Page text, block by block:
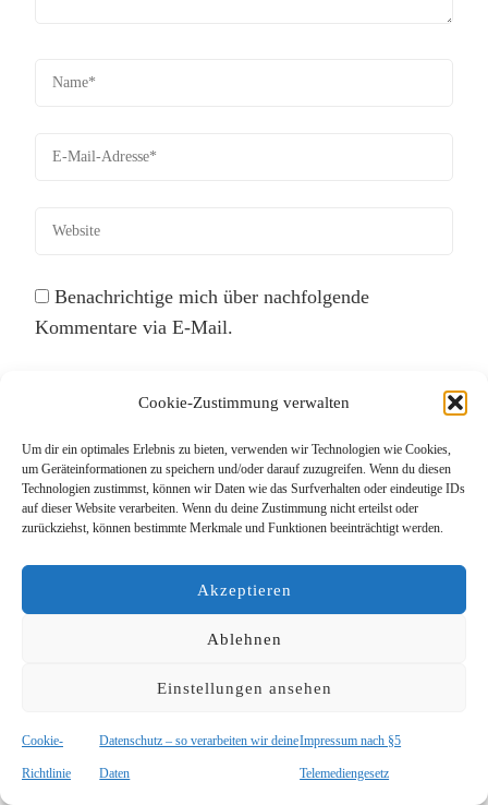
Cookie-Zustimmung verwalten
Um dir ein optimales Erlebnis zu bieten, verwenden wir Technologien wie Cookies,
um Geräteinformationen zu speichern und/oder darauf zuzugreifen. Wenn du diesen
Technologien zustimmst, können wir Daten wie das Surfverhalten oder eindeutige IDs
auf dieser Website verarbeiten. Wenn du deine Zustimmung nicht erteilst oder
zurückziehst, können bestimmte Merkmale und Funktionen beeinträchtigt werden.
Akzeptieren
Ablehnen
Einstellungen ansehen
Cookie-
Richtlinie
Datenschutz – so verarbeiten wir deine
Daten
Impressum nach §5
Telemediengesetz
Benachrichtige mich über nachfolgende
Kommentare via E-Mail.
Erfahre, wie deine Kommentardaten
verarbeitet werden.